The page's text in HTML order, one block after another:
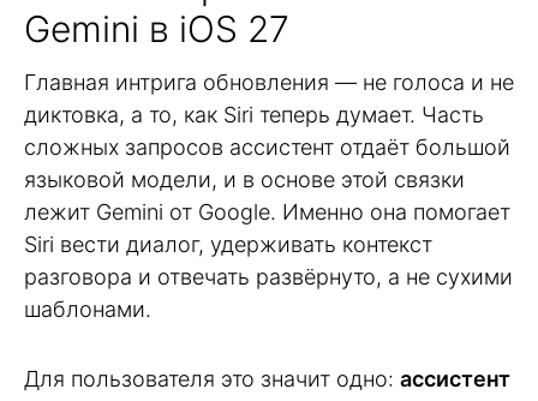
Gemini в iOS 27
Главная интрига обновления — не голоса и не
диктовка, а то, как Siri теперь думает. Часть
сложных запросов ассистент отдаёт большой
языковой модели, и в основе этой связки
лежит Gemini от Google. Именно она помогает
Siri вести диалог, удерживать контекст
разговора и отвечать развёрнуто, а не сухими
шаблонами.
Для пользователя это значит одно: ассистент